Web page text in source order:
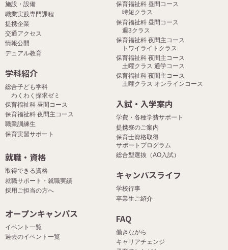
施設・設備
職業実践専門課程
提携企業
交通アクセス
情報公開
デュアル教育
保育福祉科 昼間コース
時短クラス
保育福祉科 昼間コース
週3クラス
保育福祉科 夜間主コース
トワイライトクラス
保育福祉科 夜間主コース
土曜クラス 通学コース
保育福祉科 夜間主コース
土曜クラス オンラインコース
学科紹介
総合子ども学科
わくわく探求ゼミ
保育福祉科 昼間コース
保育福祉科 夜間主コース
職業訓練生
保育実習サポート
入試・入学案内
学費・各種学費サポート
提携寮のご案内
保育士資格取得
サポートプログラム
総合型選抜（AO入試）
就職・資格
取得できる資格
就職サポート・就職実績
採用ご担当の方へ
キャンパスライフ
学校行事
卒業生ご紹介
オープンキャンパス
イベント一覧
過去のイベント一覧
FAQ
働きながら
キャリアチェンジ